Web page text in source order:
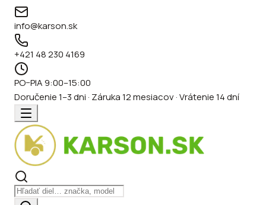
info@karson.sk
+421 48 230 4169
PO–PIA 9:00–15:00
Doručenie 1–3 dni · Záruka 12 mesiacov · Vrátenie 14 dní